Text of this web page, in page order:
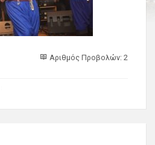
Αριθμός Προβολών: 2